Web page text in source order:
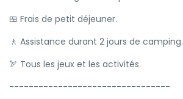
🍱 Frais de petit déjeuner.
🚶 Assistance durant 2 jours de camping.
🏹 Tous les jeux et les activités.
---------------------------------